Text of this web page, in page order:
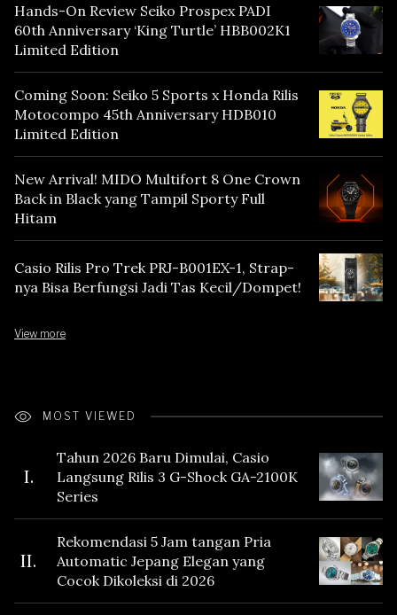
Hands-On Review Seiko Prospex PADI
60th Anniversary ‘King Turtle’ HBB002K1
Limited Edition
Coming Soon: Seiko 5 Sports x Honda Rilis
Motocompo 45th Anniversary HDB010
Limited Edition
New Arrival! MIDO Multifort 8 One Crown
Back in Black yang Tampil Sporty Full
Hitam
Casio Rilis Pro Trek PRJ-B001EX-1, Strap-
nya Bisa Berfungsi Jadi Tas Kecil/Dompet!
View more
MOST VIEWED
I.
Tahun 2026 Baru Dimulai, Casio
Langsung Rilis 3 G-Shock GA-2100K
Series
II.
Rekomendasi 5 Jam tangan Pria
Automatic Jepang Elegan yang
Cocok Dikoleksi di 2026